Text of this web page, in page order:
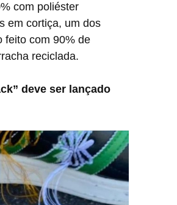
em cortiça, um dos
feito com 90% de
reciclada.